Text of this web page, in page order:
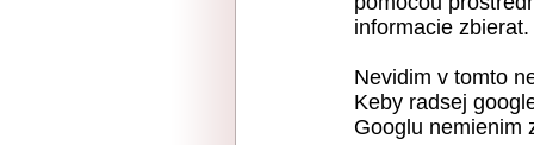
informacie zbierat.
Nevidim v tomto
Keby radsej
Googlu nemienim